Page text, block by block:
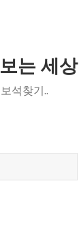
는 세상
석찾기..